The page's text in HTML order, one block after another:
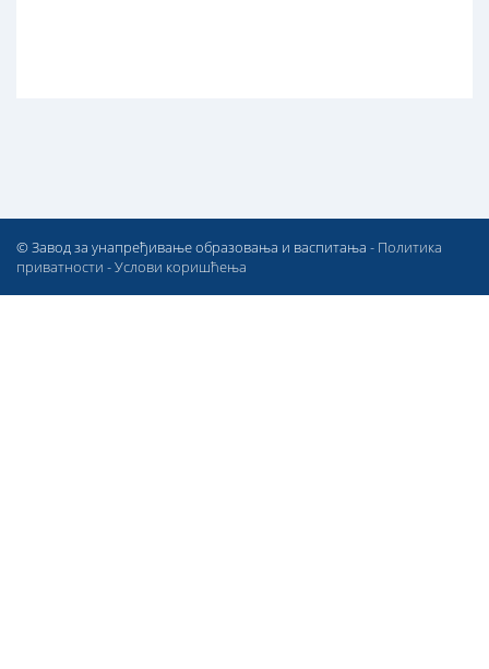
© Завод за унапређивање образовања и васпитања - Политика
приватности -Услови коришћења